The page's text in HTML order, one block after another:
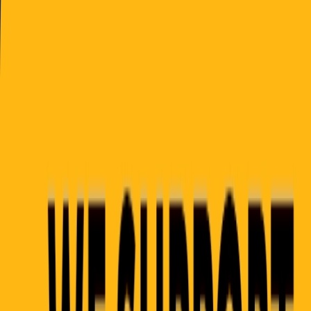
Solbakken
Australian
Labradoodles
Menu